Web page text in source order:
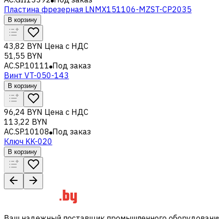
Пластина фрезерная LNMX151106-MZST-CP2035
В корзину
43,82 BYN Цена с НДС
51,55 BYN
AC.SP.10111 Под заказ
Винт VT-050-143
В корзину
96,24 BYN Цена с НДС
113,22 BYN
AC.SP.10108 Под заказ
Ключ KK-020
В корзину